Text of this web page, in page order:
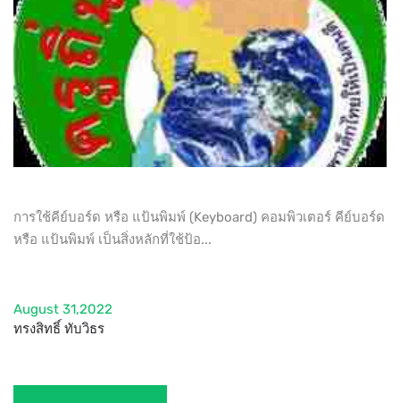
การใช้คีย์บอร์ด หรือ แป้นพิมพ์ (Keyboard) คอมพิวเตอร์ คีย์บอร์ด
หรือ แป้นพิมพ์ เป็นสิ่งหลักที่ใช้ป้อ...
August 31,2022
ทรงสิทธิ์ ทับวิธร